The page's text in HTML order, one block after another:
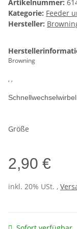
Artikelnummer:
Kategorie: Feeder
Hersteller:
Browning
, ,
Größe
2,90 €
inkl. 20% USt. ,